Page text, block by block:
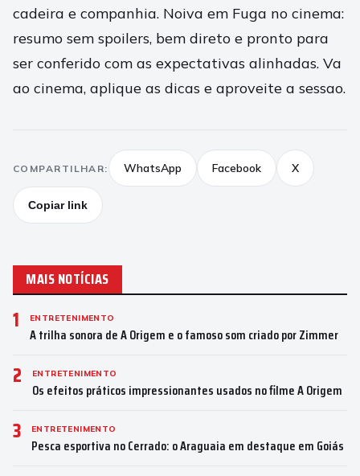
cadeira e companhia. Noiva em Fuga no cinema:
resumo sem spoilers, bem direto e pronto para
ser conferido com as expectativas alinhadas. Va
ao cinema, aplique as dicas e aproveite a sessao.
COMPARTILHAR: WhatsApp Facebook X
Copiar link
MAIS NOTÍCIAS
1 ENTRETENIMENTO
A trilha sonora de A Origem e o famoso som criado por Zimmer
2 ENTRETENIMENTO
Os efeitos práticos impressionantes usados no filme A Origem
3 ENTRETENIMENTO
Pesca esportiva no Cerrado: o Araguaia em destaque em Goiás